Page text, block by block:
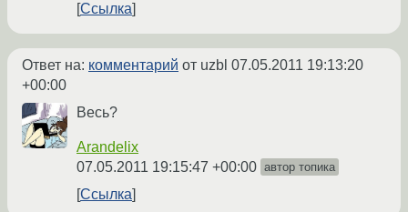
Ссылка
Ответ на: комментарий от uzbl 07.05.2011 19:13:20
+00:00
Весь?
Arandelix
07.05.2011 19:15:47 +00:00 автор топика
Ссылка